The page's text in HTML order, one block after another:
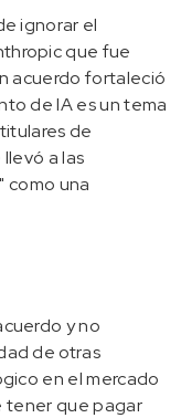
ignorar el
que fue
acuerdo fortaleció
de IA es un tema
de
a las
como una
y no
de otras
en el mercado
tener que pagar